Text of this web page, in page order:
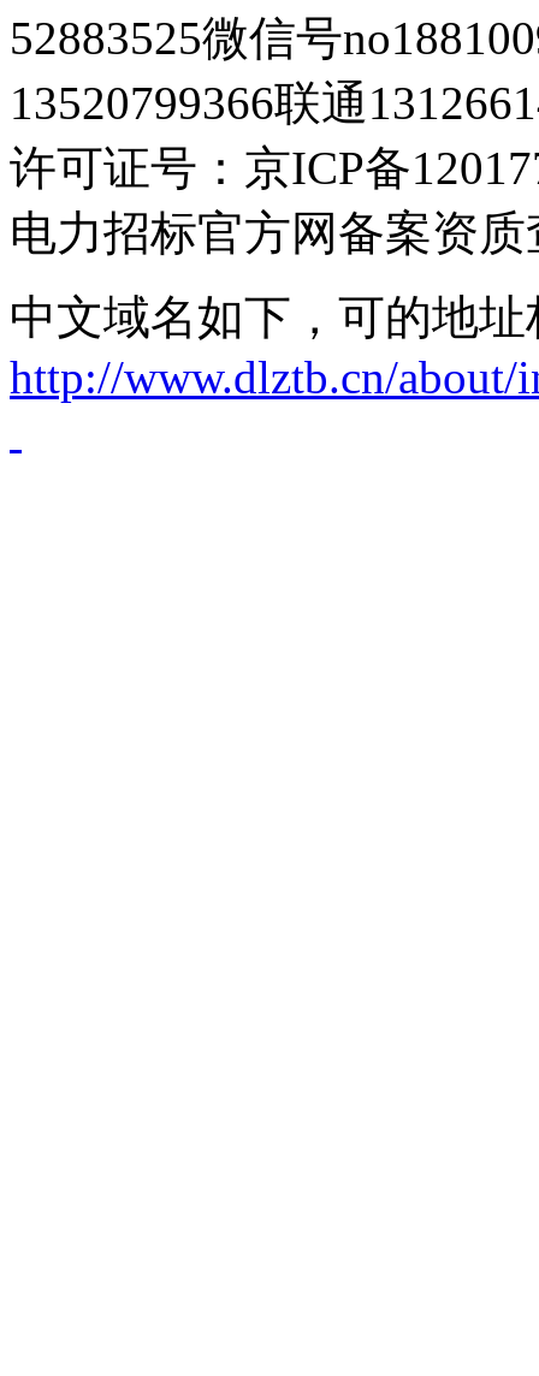
52883525微信号
13520799366联通
许可证号：京ICP备
电力招标官方网备案资质
中文域名如下，可的地
http://www.dlztb.cn/about/